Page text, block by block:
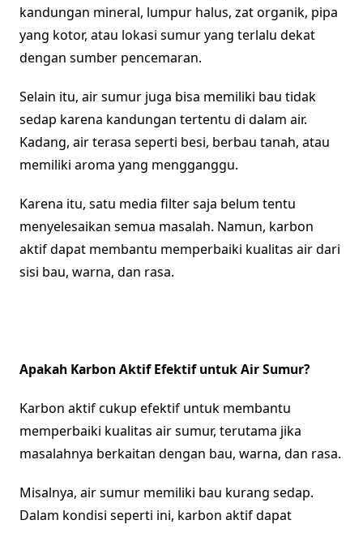
kandungan mineral, lumpur halus, zat organik, pipa
yang kotor, atau lokasi sumur yang terlalu dekat
dengan sumber pencemaran.
Selain itu, air sumur juga bisa memiliki bau tidak
sedap karena kandungan tertentu di dalam air.
Kadang, air terasa seperti besi, berbau tanah, atau
memiliki aroma yang mengganggu.
Karena itu, satu media filter saja belum tentu
menyelesaikan semua masalah. Namun, karbon
aktif dapat membantu memperbaiki kualitas air dari
sisi bau, warna, dan rasa.
Apakah Karbon Aktif Efektif untuk Air Sumur?
Karbon aktif cukup efektif untuk membantu
memperbaiki kualitas air sumur, terutama jika
masalahnya berkaitan dengan bau, warna, dan rasa.
Misalnya, air sumur memiliki bau kurang sedap.
Dalam kondisi seperti ini, karbon aktif dapat